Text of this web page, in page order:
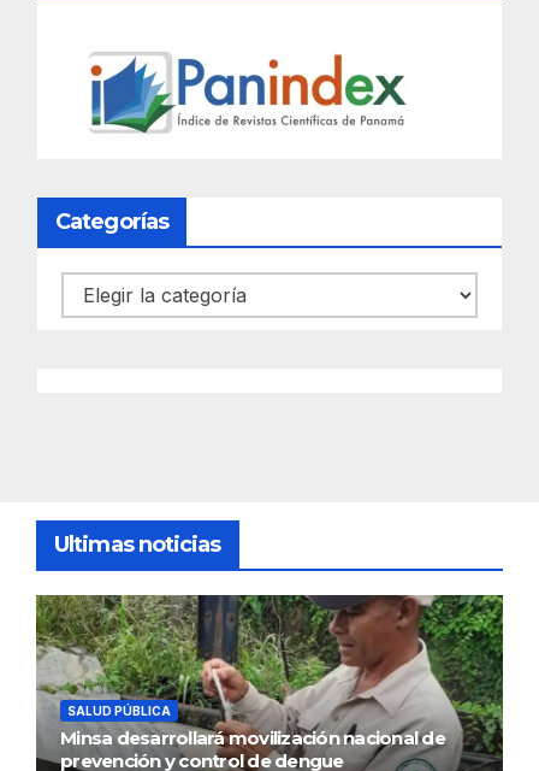
Categorías
Categorías
Ultimas noticias
SALUD PÚBLICA
Minsa desarrollará movilización nacional de
prevención y control de dengue